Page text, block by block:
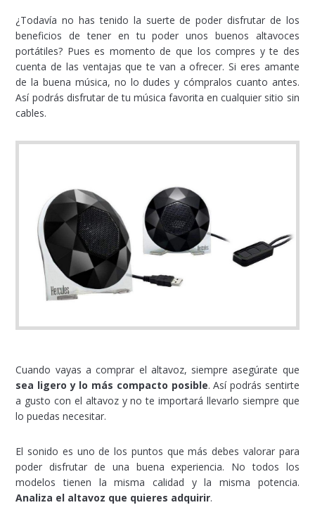
¿Todavía no has tenido la suerte de poder disfrutar de los
beneficios de tener en tu poder unos buenos altavoces
portátiles? Pues es momento de que los compres y te des
cuenta de las ventajas que te van a ofrecer. Si eres amante
de la buena música, no lo dudes y cómpralos cuanto antes.
Así podrás disfrutar de tu música favorita en cualquier sitio sin
cables.
Cuando vayas a comprar el altavoz, siempre asegúrate que
sea ligero y lo más compacto posible. Así podrás sentirte
a gusto con el altavoz y no te importará llevarlo siempre que
lo puedas necesitar.
El sonido es uno de los puntos que más debes valorar para
poder disfrutar de una buena experiencia. No todos los
modelos tienen la misma calidad y la misma potencia.
Analiza el altavoz que quieres adquirir.